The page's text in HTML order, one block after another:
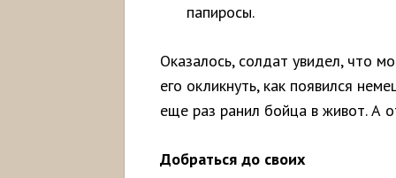
папиросы.
Оказалось, солдат увидел, что
его окликнуть, как появился
еще раз ранил бойца в живот. А
Добраться до своих